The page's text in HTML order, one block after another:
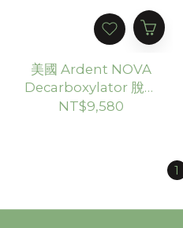
美國 Ardent NOVA
Decarboxylator 脫羧
機
NT$9,580
1